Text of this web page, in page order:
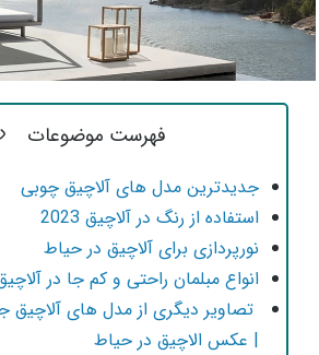
فهرست موضوعات
جدیدترین مدل های آلاچیق چوبی
استفاده از رنگ در آلاچیق 2023
نورپردازی برای آلاچیق در حیاط
انواع مبلمان راحتی و کم جا در آلاچیق 2023
| عکس الاچیق در حیاط